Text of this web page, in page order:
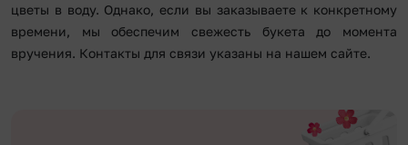
цветы в воду. Однако, если вы заказываете к конкретному
времени, мы обеспечим свежесть букета до момента
вручения. Контакты для связи указаны на нашем сайте.